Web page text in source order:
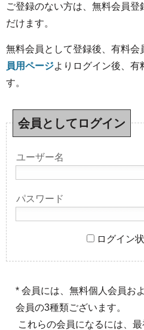
ご登録のない方は、無料会員登
だけます。
無料会員として登録後、有料会
員用ページよりログイン後、有
す。
会員としてログイン
ユーザー名
パスワード
ログイン
* 会員には、無料個人会員お
会員の3種類ございます。
これらの会員になるには、